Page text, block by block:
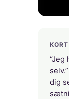
“Jeg
dig